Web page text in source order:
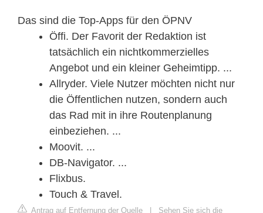
Das sind die Top-Apps für den ÖPNV
Öffi. Der Favorit der Redaktion ist
tatsächlich ein nichtkommerzielles
Angebot und ein kleiner Geheimtipp. ...
Allryder. Viele Nutzer möchten nicht nur
die Öffentlichen nutzen, sondern auch
das Rad mit in ihre Routenplanung
einbeziehen. ...
Moovit. ...
DB-Navigator. ...
Flixbus.
Touch & Travel.
Antrag auf Entfernung der Quelle | Sehen Sie sich die